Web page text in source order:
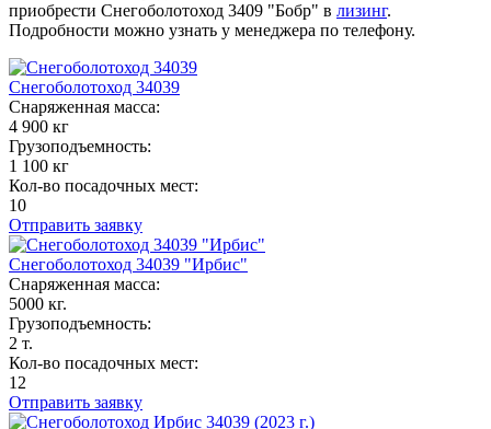
приобрести Снегоболотоход 3409 "Бобр" в лизинг.
Подробности можно узнать у менеджера по телефону.
Снегоболотоход 34039
Снаряженная масса:
4 900 кг
Грузоподъемность:
1 100 кг
Кол-во посадочных мест:
10
Отправить заявку
Снегоболотоход 34039 "Ирбис"
Снаряженная масса:
5000 кг.
Грузоподъемность:
2 т.
Кол-во посадочных мест:
12
Отправить заявку